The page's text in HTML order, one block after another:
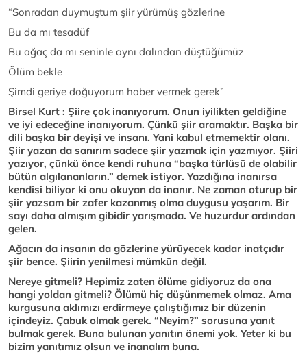
“Sonradan duymuştum şiir yürümüş gözlerine
Bu da mı tesadüf
Bu ağaç da mı seninle aynı dalından düştüğümüz
Ölüm bekle
Şimdi geriye doğuyorum haber vermek gerek”
Birsel Kurt : Şiire çok inanıyorum. Onun iyilikten geldiğine
ve iyi edeceğine inanıyorum. Çünkü şiir aramaktır. Başka bir
dili başka bir deyişi ve insanı. Yani kabul etmemektir olanı.
Şiir yazan da sanırım sadece şiir yazmak için yazmıyor. Şiiri
yazıyor, çünkü önce kendi ruhuna “başka türlüsü de olabilir
bütün algılananların.” demek istiyor. Yazdığına inanırsa
kendisi biliyor ki onu okuyan da inanır. Ne zaman oturup bir
şiir yazsam bir zafer kazanmış olma duygusu yaşarım. Bir
sayı daha almışım gibidir yarışmada. Ve huzurdur ardından
gelen.
Ağacın da insanın da gözlerine yürüyecek kadar inatçıdır
şiir bence. Şiirin yenilmesi mümkün değil.
Nereye gitmeli? Hepimiz zaten ölüme gidiyoruz da ona
hangi yoldan gitmeli? Ölümü hiç düşünmemek olmaz. Ama
kurgusuna aklımızı erdirmeye çalıştığımız bir düzenin
içindeyiz. Çabuk olmak gerek. “Neyim?” sorusuna yanıt
bulmak gerek. Buna bulunan yanıtın önemi yok. Yeter ki bu
bizim yanıtımız olsun ve inanalım buna.